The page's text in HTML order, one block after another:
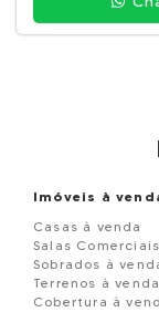
Imóveis à
Casas à venda
Salas
Sobrados à
Terrenos à venda
Cobertura à